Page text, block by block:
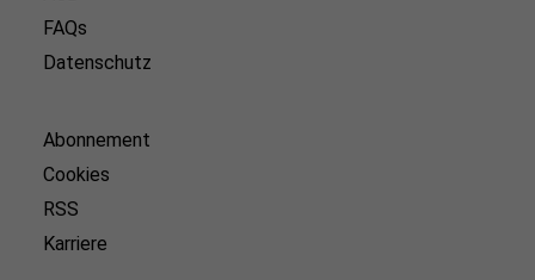
FAQs
Datenschutz
Abonnement
Cookies
RSS
Karriere